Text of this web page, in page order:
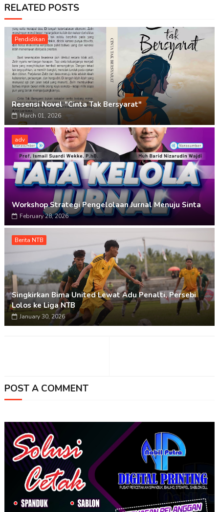
RELATED POSTS
Pendidikan
Resensi Novel "Cinta Tak Bersyarat"
March 01, 2026
adv
Workshop Strategi Pengelolaan Jurnal Menuju Sinta
February 28, 2026
Berita NTB
Singkirkan Bima United Lewat Adu Penalti, Persebi
Lolos ke Liga NTB
January 30, 2026
POST A COMMENT